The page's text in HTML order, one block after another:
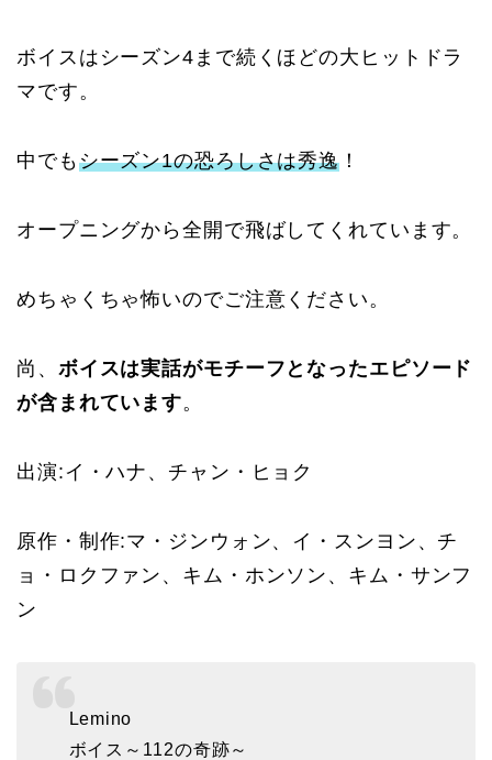
ボイスはシーズン4まで続くほどの大ヒットドラ
マです。
中でもシーズン1の恐ろしさは秀逸 ！
オープニングから全開で飛ばしてくれています。
めちゃくちゃ怖いのでご注意ください。
尚、 ボイスは実話がモチーフとなったエピソード
が含まれています。
出演: イ・ハナ、チャン・ヒョク
原作・制作:マ・ジンウォン、イ・スンヨン、チ
ョ・ロクファン、キム・ホンソン、キム・サンフ
ン
Lemino
ボイス～112の奇跡～